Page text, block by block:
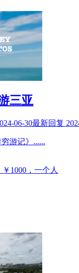
三亚
06-30最新回复
游记》 ......
￥1000 ，一个人